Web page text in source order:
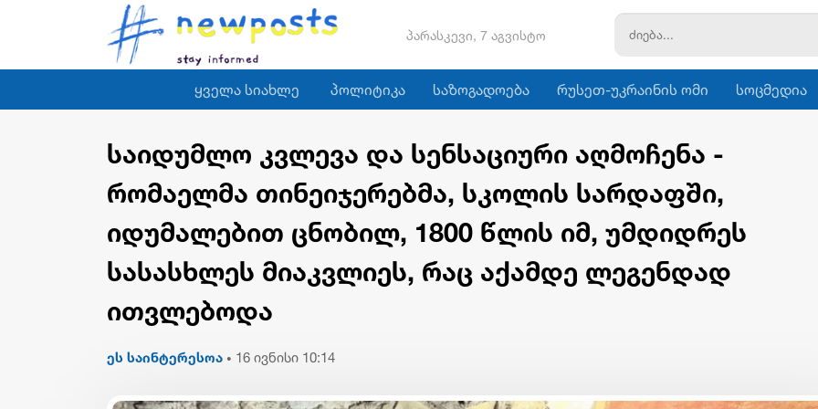
პარასკევი, 7 აგვისტო
ყველა სიახლე პოლიტიკა საზოგადოება რუსეთ-უკრაინის ომი სოცმედია
საიდუმლო კვლევა და სენსაციური აღმოჩენა -
რომაელმა თინეიჯერებმა, სკოლის სარდაფში,
იდუმალებით ცნობილ, 1800 წლის იმ, უმდიდრეს
სასასხლეს მიაკვლიეს, რაც აქამდე ლეგენდად
ითვლებოდა
ეს საინტერესოა • 16 ივნისი 10:14